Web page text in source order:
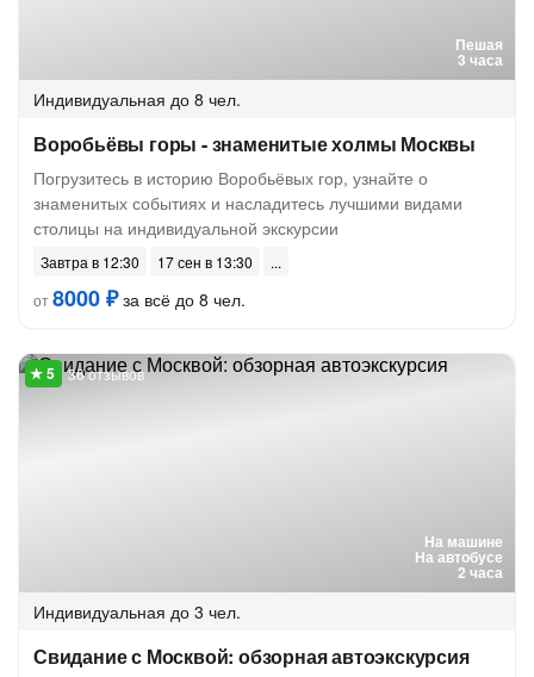
Пешая
3 часа
Индивидуальная до 8 чел.
Воробьёвы горы - знаменитые холмы Москвы
Погрузитесь в историю Воробьёвых гор, узнайте о
знаменитых событиях и насладитесь лучшими видами
столицы на индивидуальной экскурсии
Завтра в 12:30
17 сен в 13:30
от8000 ₽за всё до 8 чел.
На машине
На автобусе
2 часа
36 отзывов
Индивидуальная до 3 чел.
Свидание с Москвой: обзорная автоэкскурсия